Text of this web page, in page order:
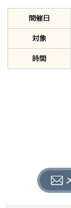
開催日
対象
時間